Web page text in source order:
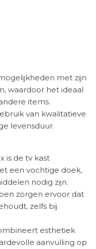
met zijn
waardoor het ideaal
items.
van kwalitatieve
levensduur.
is de tv kast
een vochtige doek,
nodig zijn.
zorgen ervoor dat
zelfs bij
esthetiek
aanvulling op